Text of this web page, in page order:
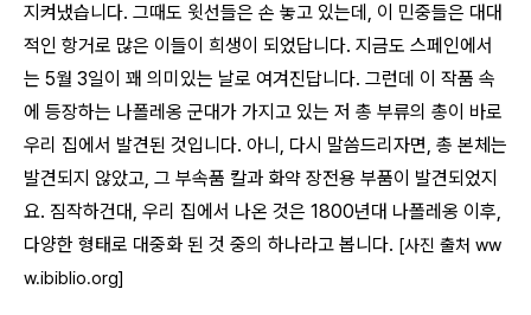
지켜냈습니다. 그때도 윗선들은 손 놓고 있는데, 이 민중들은 대대
적인 항거로 많은 이들이 희생이 되었답니다. 지금도 스페인에서
는 5월 3일이 꽤 의미있는 날로 여겨진답니다. 그런데 이 작품 속
에 등장하는 나폴레옹 군대가 가지고 있는 저 총 부류의 총이 바로
우리 집에서 발견된 것입니다. 아니, 다시 말씀드리자면, 총 본체는
발견되지 않았고, 그 부속품 칼과 화약 장전용 부품이 발견되었지
요. 짐작하건대, 우리 집에서 나온 것은 1800년대 나폴레옹 이후,
다양한 형태로 대중화 된 것 중의 하나라고 봅니다. [사진 출처 ww
w.ibiblio.org]